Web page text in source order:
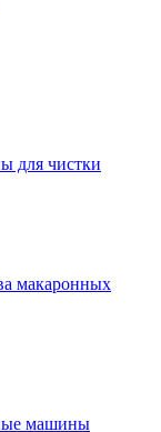
для чистки
макаронных
машины